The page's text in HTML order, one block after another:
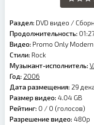
Раздел: DVD видео /
Продолжительность:
Видео: Promo Only
Стили: Rock
Музыкант-исполнитель:
Год: 2006
Дата размещения: 29
Размер видео: 4.04 GB
Рейтинг: 0 / 0 (голосов)
Разрешение видео: 480p